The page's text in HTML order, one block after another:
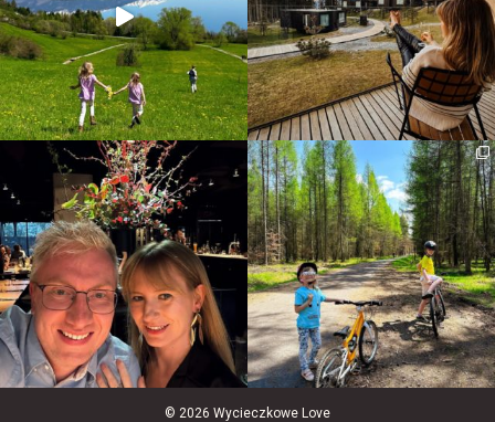
© 2026 Wycieczkowe Love